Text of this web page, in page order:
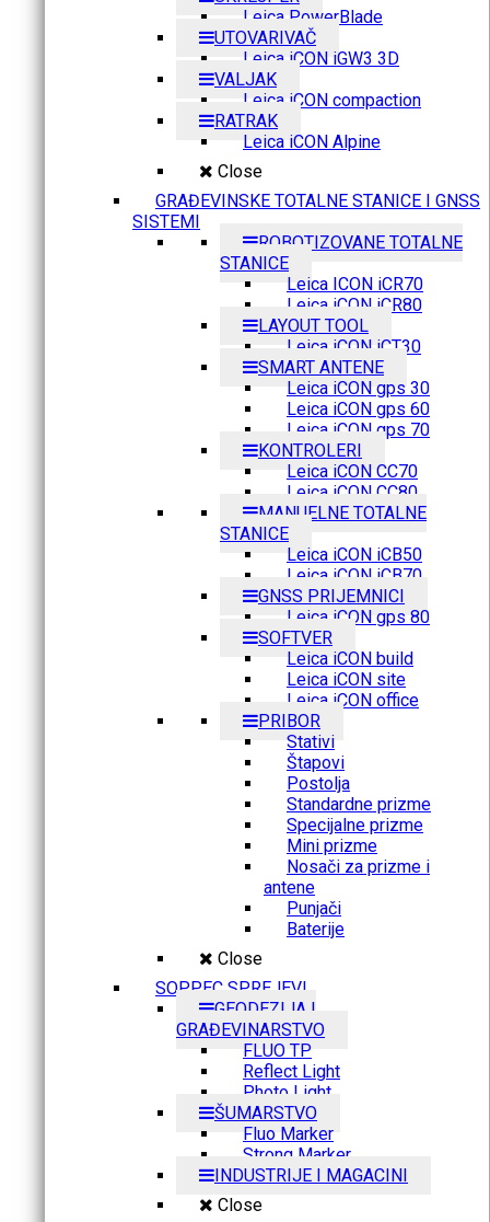
Leica PowerBlade
UTOVARIVAČ
Leica iCON iGW3 3D
VALJAK
Leica iCON compaction
RATRAK
Leica iCON Alpine
Close
GRAĐEVINSKE TOTALNE STANICE I GNSS
SISTEMI
ROBOTIZOVANE TOTALNE
STANICE
Leica ICON iCR70
Leica iCON iCR80
LAYOUT TOOL
Leica iCON iCT30
SMART ANTENE
Leica iCON gps 30
Leica iCON gps 60
Leica iCON gps 70
KONTROLERI
Leica iCON CC70
Leica iCON CC80
MANUELNE TOTALNE
STANICE
Leica iCON iCB50
Leica iCON iCB70
GNSS PRIJEMNICI
Leica iCON gps 80
SOFTVER
Leica iCON build
Leica iCON site
Leica iCON office
PRIBOR
Stativi
Štapovi
Postolja
Standardne prizme
Specijalne prizme
Mini prizme
Nosači za prizme i
antene
Punjači
Baterije
Close
SOPPEC SPREJEVI
GEODEZIJA I
GRAĐEVINARSTVO
FLUO TP
Reflect Light
Photo Light
ŠUMARSTVO
Fluo Marker
Strong Marker
INDUSTRIJE I MAGACINI
Close